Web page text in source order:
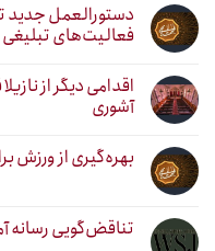
دستورالعمل جدید
فعالیت‌های تبلیغی
اقدامی دیگر از
آشوری
بهره‌گیری از ورزش
تناقض‌گویی رسانه